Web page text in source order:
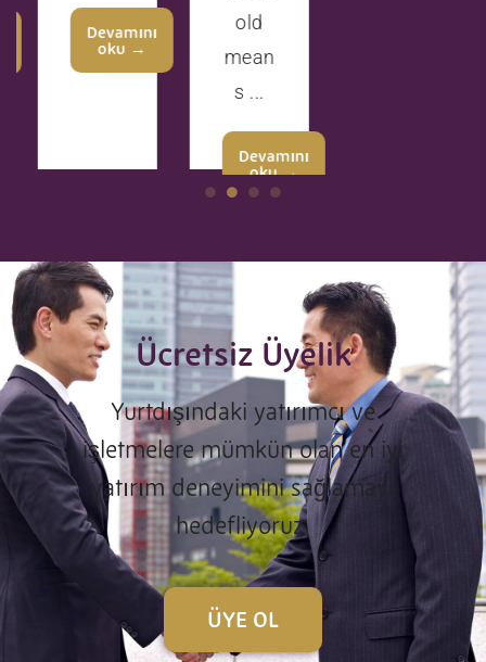
Devamını
oku →
old
mean
s ...
Devamını
oku →
Ücretsiz Üyelik
Yurtdışındaki yatırımcı ve
işletmelere mümkün olan en iyi
yatırım deneyimini sağlamayı
hedefliyoruz
ÜYE OL